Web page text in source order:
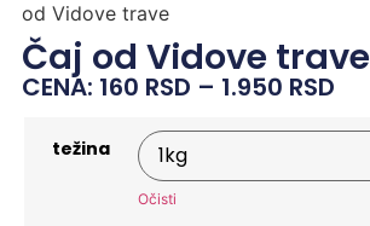
od Vidove trave
Čaj od Vidove trave
CENA: 160 RSD – 1.950 RSD
težina
Očisti